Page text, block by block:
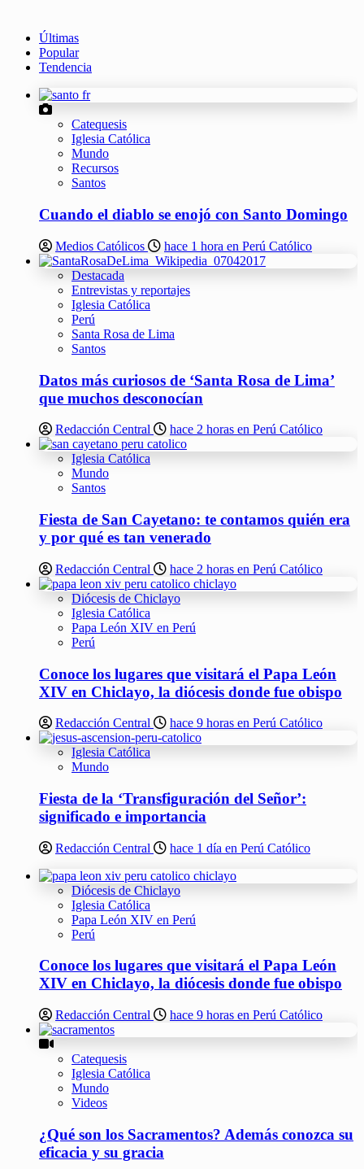
Últimas
Popular
Tendencia
Catequesis
Iglesia Católica
Mundo
Recursos
Santos
Cuando el diablo se enojó con Santo Domingo
Medios Católicos hace 1 hora en Perú Católico
Destacada
Entrevistas y reportajes
Iglesia Católica
Perú
Santa Rosa de Lima
Santos
Datos más curiosos de ‘Santa Rosa de Lima’
que muchos desconocían
Redacción Central hace 2 horas en Perú Católico
Iglesia Católica
Mundo
Santos
Fiesta de San Cayetano: te contamos quién era
y por qué es tan venerado
Redacción Central hace 2 horas en Perú Católico
Diócesis de Chiclayo
Iglesia Católica
Papa León XIV en Perú
Perú
Conoce los lugares que visitará el Papa León
XIV en Chiclayo, la diócesis donde fue obispo
Redacción Central hace 9 horas en Perú Católico
Iglesia Católica
Mundo
Fiesta de la ‘Transfiguración del Señor’:
significado e importancia
Redacción Central hace 1 día en Perú Católico
Diócesis de Chiclayo
Iglesia Católica
Papa León XIV en Perú
Perú
Conoce los lugares que visitará el Papa León
XIV en Chiclayo, la diócesis donde fue obispo
Redacción Central hace 9 horas en Perú Católico
Catequesis
Iglesia Católica
Mundo
Videos
¿Qué son los Sacramentos? Además conozca su
eficacia y su gracia